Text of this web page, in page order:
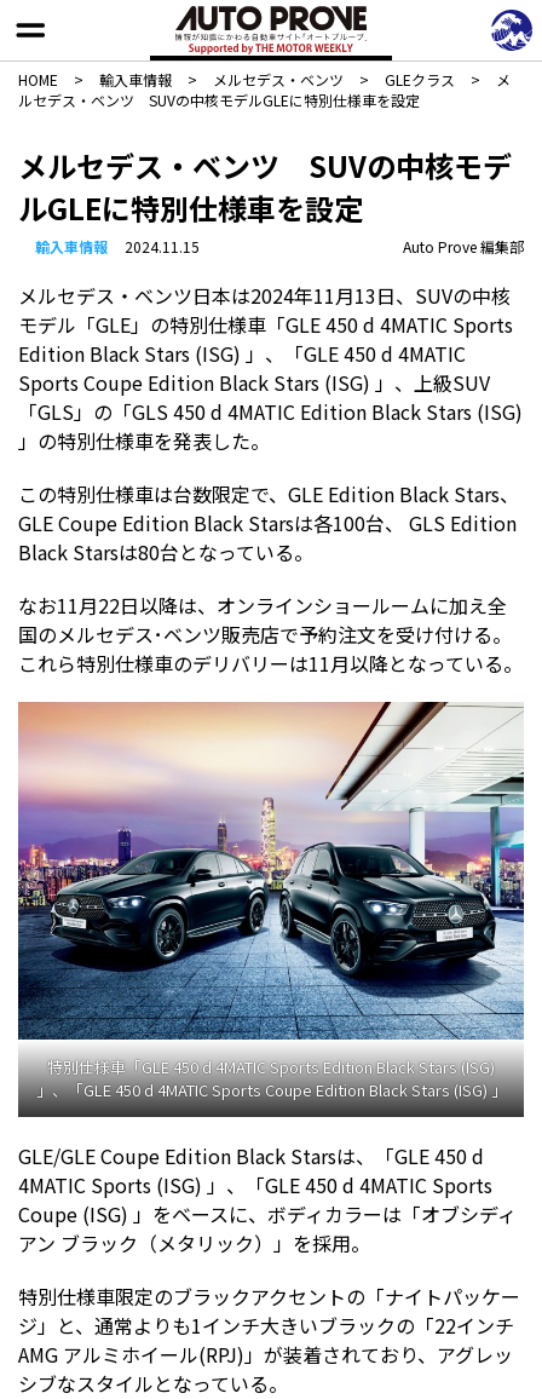
HOME > 輸入車情報 > メルセデス・ベンツ > GLEクラス >
メ
ルセデス・ベンツ SUVの中核モデルGLEに特別仕様車を設定
メルセデス・ベンツ SUVの中核モデ
ルGLEに特別仕様車を設定
輸入車情報 2024.11.15 Auto Prove 編集部
メルセデス・ベンツ日本は2024年11月13日、SUVの中核
モデル「GLE」の特別仕様車「GLE 450 d 4MATIC Sports
Edition Black Stars (ISG) 」、「GLE 450 d 4MATIC
Sports Coupe Edition Black Stars (ISG) 」、上級SUV
「GLS」の「GLS 450 d 4MATIC Edition Black Stars (ISG)
」の特別仕様車を発表した。
この特別仕様車は台数限定で、GLE Edition Black Stars、
GLE Coupe Edition Black Starsは各100台、 GLS Edition
Black Starsは80台となっている。
なお11月22日以降は、オンラインショールームに加え全
国のメルセデス･ベンツ販売店で予約注文を受け付ける。
これら特別仕様車のデリバリーは11月以降となっている。
特別仕様車「GLE 450 d 4MATIC Sports Edition Black Stars (ISG)
」、「GLE 450 d 4MATIC Sports Coupe Edition Black Stars (ISG) 」
GLE/GLE Coupe Edition Black Starsは、「GLE 450 d
4MATIC Sports (ISG) 」、「GLE 450 d 4MATIC Sports
Coupe (ISG) 」をベースに、ボディカラーは「オブシディ
アン ブラック（メタリック）」を採用。
特別仕様車限定のブラックアクセントの「ナイトパッケー
ジ」と、通常よりも1インチ大きいブラックの「22インチ
AMG アルミホイール(RPJ)」が装着されており、アグレッ
シブなスタイルとなっている。